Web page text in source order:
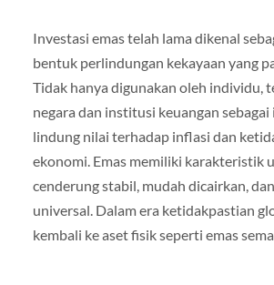
Investasi emas telah lama dikenal
bentuk perlindungan kekayaan yang
Tidak hanya digunakan oleh individu,
negara dan institusi keuangan
lindung nilai terhadap inflasi dan
ekonomi. Emas memiliki karakteristik
cenderung stabil, mudah dicairkan,
universal. Dalam era ketidakpastian
kembali ke aset fisik seperti emas